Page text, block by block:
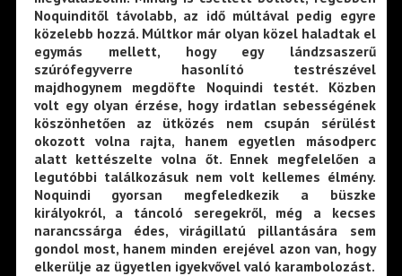
Noquinditől távolabb, az idő múltával pedig egyre
közelebb hozzá. Múltkor már olyan közel haladtak el
egymás mellett, hogy egy lándzsaszerű
szúrófegyverre hasonlító testrészével
majdhogynem megdöfte Noquindi testét. Közben
volt egy olyan érzése, hogy irdatlan sebességének
köszönhetően az ütközés nem csupán sérülést
okozott volna rajta, hanem egyetlen másodperc
alatt kettészelte volna őt. Ennek megfelelően a
legutóbbi találkozásuk nem volt kellemes élmény.
Noquindi gyorsan megfeledkezik a büszke
királyokról, a táncoló seregekről, még a kecses
narancssárga édes, virágillatú pillantására sem
gondol most, hanem minden erejével azon van, hogy
elkerülje az ügyetlen igyekvővel való karambolozást.